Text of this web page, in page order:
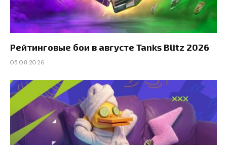
Рейтинговые бои в августе Tanks Blitz 2026
05.08.2026